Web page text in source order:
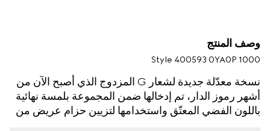
وصف المنتج
Style ‎400593 0YA0P 1000
نسخة معدّلة جديدة لشعار G المزدوج الذي أصبح الآن من
أشهر رموز الدار، تم إدخالها ضمن المجموعة بلمسة نهائية
باللون الفضي المعتّق واستخدامها لتزيين حزام عريض من